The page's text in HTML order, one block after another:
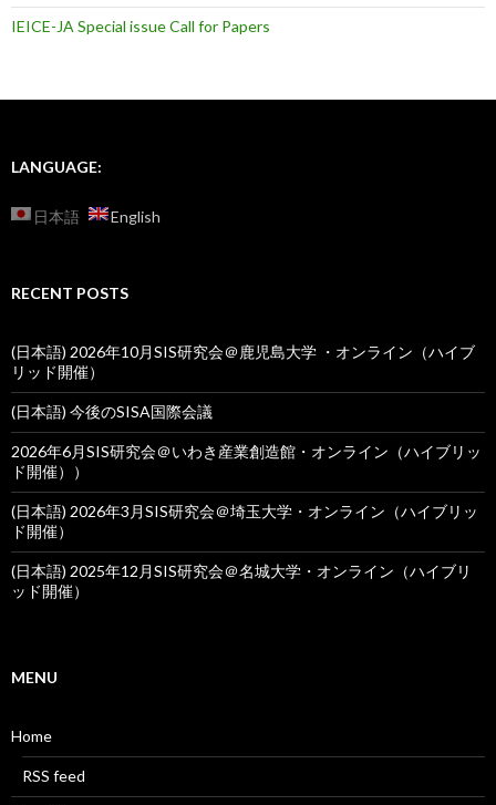
IEICE-JA Special issue Call for Papers
LANGUAGE:
日本語 English
RECENT POSTS
(日本語) 2026年10月SIS研究会＠鹿児島大学 ・オンライン（ハイブ
リッド開催）
(日本語) 今後のSISA国際会議
2026年6月SIS研究会＠いわき産業創造館・オンライン（ハイブリッ
ド開催））
(日本語) 2026年3月SIS研究会＠埼玉大学・オンライン（ハイブリッ
ド開催）
(日本語) 2025年12月SIS研究会＠名城大学・オンライン（ハイブリ
ッド開催）
MENU
Home
RSS feed